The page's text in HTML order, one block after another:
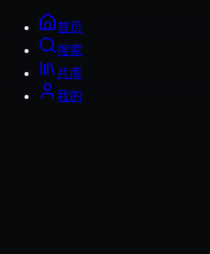
首页
搜索
片库
我的